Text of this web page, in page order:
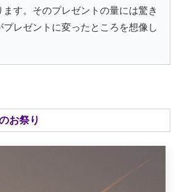
ます。そのプレゼントの量には驚き
プレゼントに変ったところを想像し
お祭り